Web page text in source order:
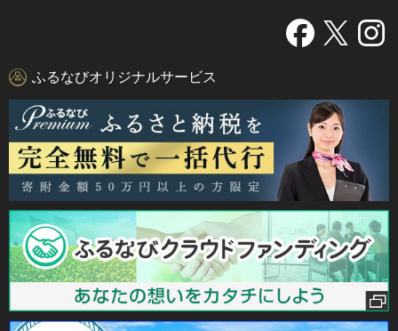
ふるなびオリジナルサービス